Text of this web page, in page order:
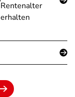
Rentenalter
erhalten